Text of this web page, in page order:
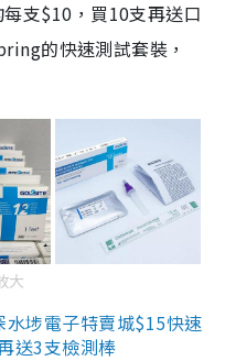
支$10，買10支再送口
的快速測試套裝，
大
埗電子特賣城$15快速
送3支檢測棒